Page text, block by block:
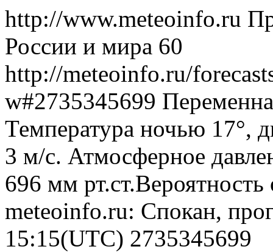
http://www.meteoinfo.ru
России и мира 60
http://meteoinfo.ru/
w#2735345699
Температура ночью 17°,
3 м/с. Атмосферное
696 мм рт.ст.Вероятность
meteoinfo.ru: Спокан,
15:15(UTC) 2735345699